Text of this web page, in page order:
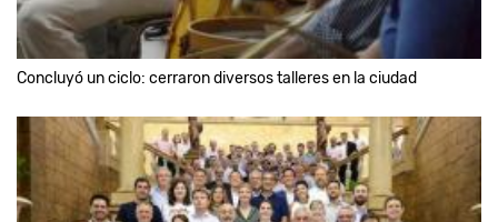
Concluyó un ciclo: cerraron diversos talleres en la ciudad